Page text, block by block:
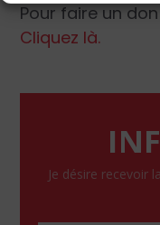
Pour faire un
Cliquez là.
Je désire recevoir